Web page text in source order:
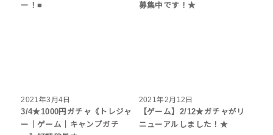
ー！■
募集中です！★
2021年3月4日
3/4★1000円ガチャ《トレジャ
ー｜ゲーム｜キャンプガチ
2021年2月12日
【ゲーム】2/12★ガチャがリ
ニューアルしました！★